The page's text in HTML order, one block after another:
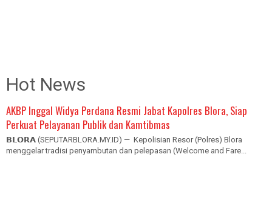
Hot News
AKBP Inggal Widya Perdana Resmi Jabat Kapolres Blora, Siap
Perkuat Pelayanan Publik dan Kamtibmas
𝗕𝗟𝗢𝗥𝗔 (SEPUTARBLORA.MY.ID) — Kepolisian Resor (Polres) Blora
menggelar tradisi penyambutan dan pelepasan (Welcome and Fare...